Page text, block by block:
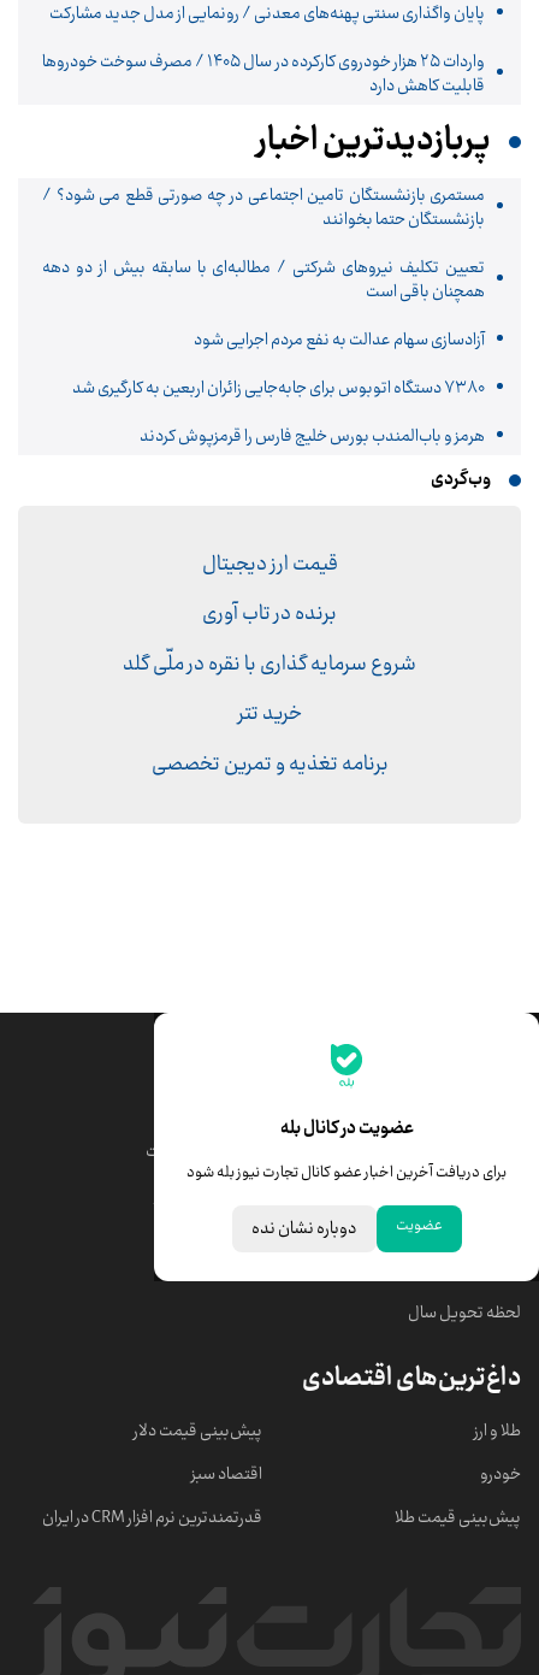
پایان واگذاری‌ سنتی پهنه‌های معدنی / رونمایی از مدل جدید مشارکت
واردات ۲۵ هزار خودروی کارکرده در سال ۱۴۰۵ / مصرف سوخت خودرو‌ها
قابلیت کاهش دارد
پربازدیدترین اخبار
مستمری بازنشستگان تامین اجتماعی در چه صورتی قطع می شود؟ /
بازنشستگان حتما بخوانند
تعیین تکلیف نیروهای شرکتی / مطالبه‌ای با سابقه بیش از دو دهه
همچنان باقی است
آزادسازی سهام عدالت به نفع مردم اجرایی شود
۷۳۸۰ دستگاه اتوبوس برای جابه‌جایی زائران اربعین به‌ کارگیری شد
هرمز و باب‌المندب بورس خلیج فارس را قرمزپوش کردند
وب‌گردی
قیمت ارز دیجیتال
برنده در تاب آوری
شروع سرمایه گذاری با نقره در ملّی گلد
خرید تتر
برنامه تغذیه و تمرین تخصصی
عضویت در کانال بله
برای دریافت آخرین اخبار عضو کانال تجارت نیوز بله شود
عضویت دوباره نشان نده
جدیدترین قیمت‌ها
قیمت درهم امارات
خبرهای مهم
لحظه تحویل سال
داغ‌ترین‌های اقتصادی
طلا و ارز
خودرو
پیش‌بینی قیمت طلا
پیش‌بینی قیمت دلار
اقتصاد سبز
قدرتمندترین نرم‌ افزار CRM در ایران